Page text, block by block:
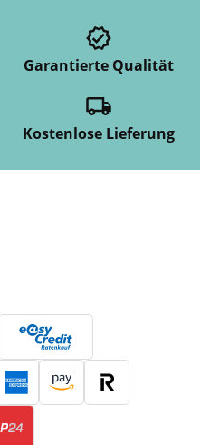
Garantierte Qualität
Kostenlose Lieferung